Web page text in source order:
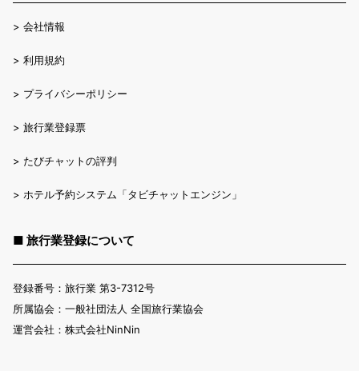
> 会社情報
> 利用規約
> プライバシーポリシー
> 旅行業登録票
> たびチャットの評判
> ホテル予約システム「タビチャットエンジン」
■ 旅行業登録について
登録番号：旅行業 第3-7312号
所属協会：一般社団法人 全国旅行業協会
運営会社：株式会社NinNin